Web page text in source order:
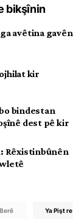
bikşînin
avêtina gavên
kir
bindestan
dest pê kir
Rêxistinbûnên
Ya Pişt re